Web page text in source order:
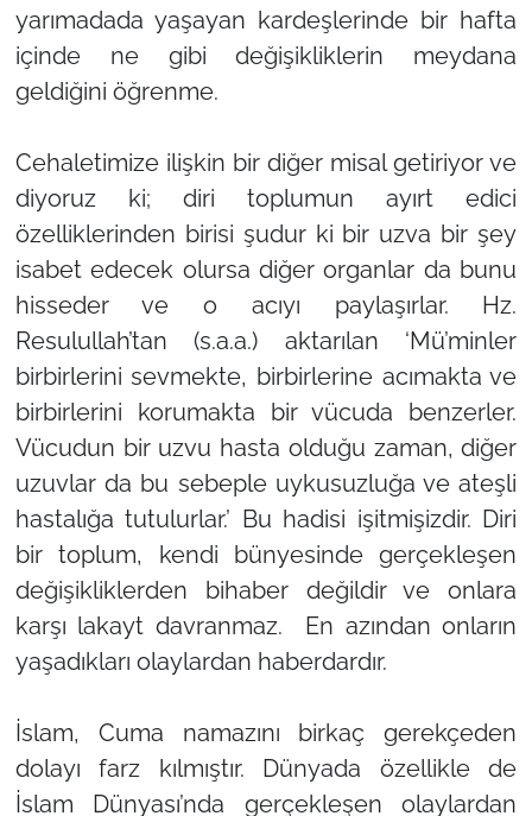
yarımadada yaşayan kardeşlerinde bir hafta
içinde ne gibi değişikliklerin meydana
geldiğini öğrenme.
Cehaletimize ilişkin bir diğer misal getiriyor ve
diyoruz ki; diri toplumun ayırt edici
özelliklerinden birisi şudur ki bir uzva bir şey
isabet edecek olursa diğer organlar da bunu
hisseder ve o acıyı paylaşırlar. Hz.
Resulullah’tan (s.a.a.) aktarılan ‘Mü’minler
birbirlerini sevmekte, birbirlerine acımakta ve
birbirlerini korumakta bir vücuda benzerler.
Vücudun bir uzvu hasta olduğu zaman, diğer
uzuvlar da bu sebeple uykusuzluğa ve ateşli
hastalığa tutulurlar.’ Bu hadisi işitmişizdir. Diri
bir toplum, kendi bünyesinde gerçekleşen
değişikliklerden bihaber değildir ve onlara
karşı lakayt davranmaz. En azından onların
yaşadıkları olaylardan haberdardır.
İslam, Cuma namazını birkaç gerekçeden
dolayı farz kılmıştır. Dünyada özellikle de
İslam Dünyası’nda gerçekleşen olaylardan